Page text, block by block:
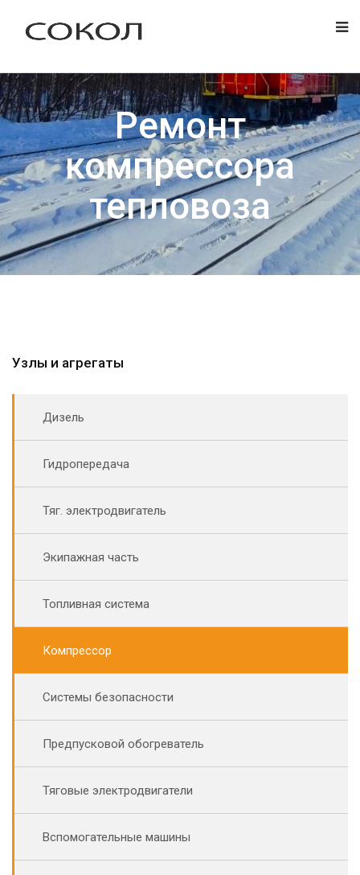
Ремонт
компрессора
тепловоза
Узлы и агрегаты
Дизель
Гидропередача
Тяг. электродвигатель
Экипажная часть
Топливная система
Компрессор
Системы безопасности
Предпусковой обогреватель
Тяговые электродвигатели
Вспомогательные машины